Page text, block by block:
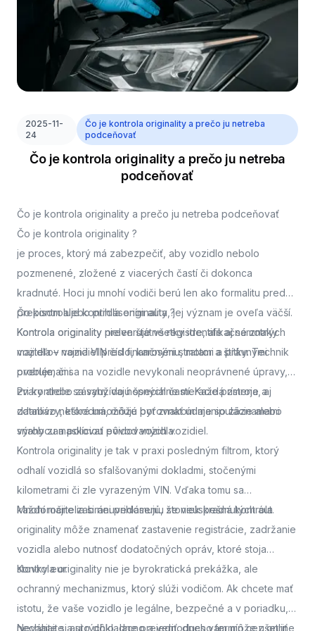
2025-11-
24
Čo je kontrola originality a prečo ju netreba
podceňovať
Čo je kontrola originality a prečo ju netreba
podceňovať
Čo je kontrola originality a prečo ju netreba podceňovať
Čo je kontrola originality ?
je proces, ktorý má zabezpečiť, aby vozidlo nebolo
pozmenené, zložené z viacerých častí či dokonca
kradnuté. Hoci ju mnohí vodiči berú len ako formalitu pred
prepisom alebo prihlásením auta, jej význam je oveľa väčší.
Kontrola originality nielen štátne registre, ale aj samotných
majiteľov vozidiel pred finančnými stratami a právnymi
problémami.
Čo kontroluje kontrola originality ?
Kontrola originality preveruje všetky identifikačné znaky
vozidla – najmä VIN číslo, karosériu, motor a štítky. Technik
overuje, či sa na vozidle nevykonali neoprávnené úpravy,
zvary alebo zásahy do nosných častí. Každá zmena, aj
zdanlivo neškodná, môže byť znakom manipulácie alebo
snahy zamaskovať pôvod vozidla.
Pri kontrole sa využívajú špeciálne meracie prístroje a
databázy, ktoré umožňujú porovnať údaje so záznamami
výrobcu a políciou evidovaných vozidiel.
Kontrola originality je tak v praxi posledným filtrom, ktorý
odhalí vozidlá so sfalšovanými dokladmi, stočenými
kilometrami či zle vyrazeným VIN. Vďaka tomu sa
každoročne zabráni prihláseniu stoviek kradnutých áut.
Mnohí majitelia si neuvedomujú, že neúspešná kontrola
originality môže znamenať zastavenie registrácie, zadržanie
vozidla alebo nutnosť dodatočných opráv, ktoré stoja
stovky eur.
Kontrola originality nie je byrokratická prekážka, ale
ochranný mechanizmus, ktorý slúži vodičom. Ak chcete mať
istotu, že vaše vozidlo je legálne, bezpečné a v poriadku,
nechajte si auto dôkladne preveriť.dnes vám môže ušetriť
Neváhajte asi rýchlo, lacno a jednoducho termín cez online